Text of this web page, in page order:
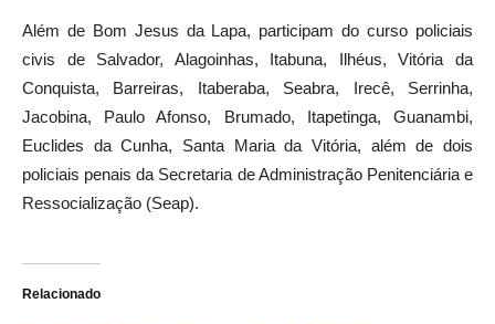
Além de Bom Jesus da Lapa, participam do curso policiais
civis de Salvador, Alagoinhas, Itabuna, Ilhéus, Vitória da
Conquista, Barreiras, Itaberaba, Seabra, Irecê, Serrinha,
Jacobina, Paulo Afonso, Brumado, Itapetinga, Guanambi,
Euclides da Cunha, Santa Maria da Vitória, além de dois
policiais penais da Secretaria de Administração Penitenciária e
Ressocialização (Seap).
Relacionado